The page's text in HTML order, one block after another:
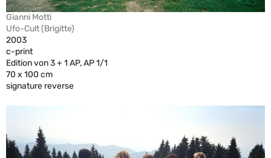
Gianni Motti
Ufo-Cult (Brigitte)
2003
c-print
Edition von 3 + 1 AP, AP 1/1
70 x 100 cm
signature reverse